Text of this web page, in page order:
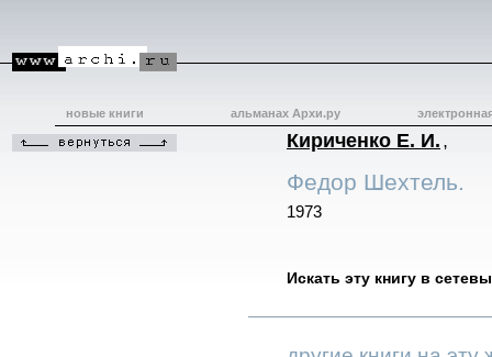
новые книги альманах Архи.ру
Кириченко Е. И. ,
Федор Шехтель.
1973
Искать эту книгу в